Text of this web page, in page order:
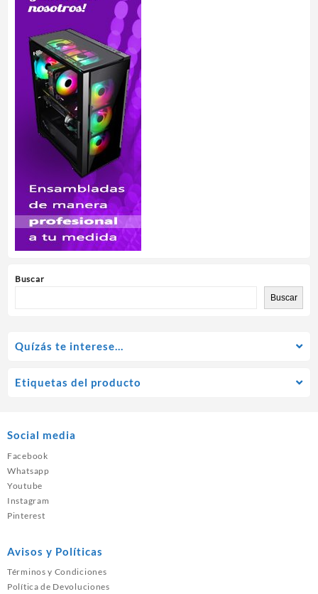
Buscar
Buscar
Quízás te interese…
Etiquetas del producto
Social media
Facebook
Whatsapp
Youtube
Instagram
Pinterest
Avisos y Políticas
Términos y Condiciones
Política de Devoluciones